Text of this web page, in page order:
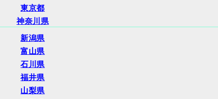
東京都
神奈川県
新潟県
富山県
石川県
福井県
山梨県